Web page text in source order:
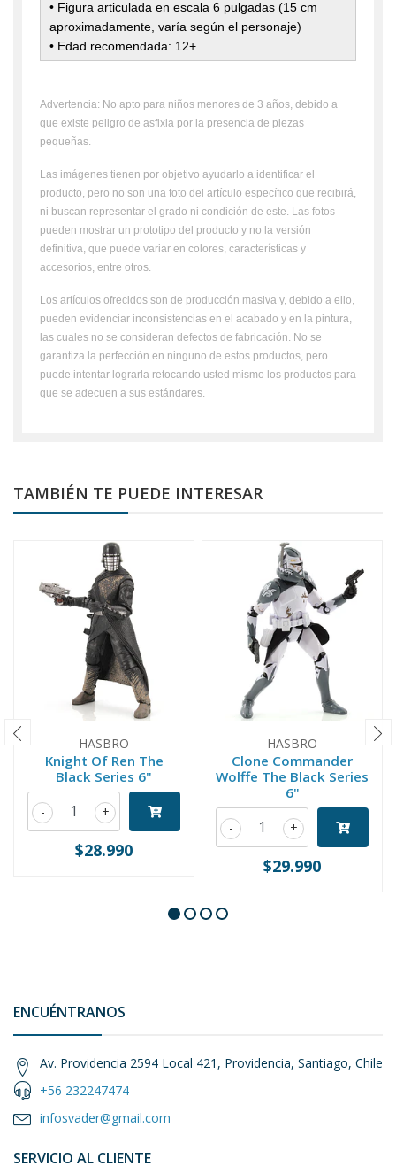
• Figura articulada en escala 6 pulgadas (15 cm
aproximadamente, varía según el personaje)
• Edad recomendada: 12+
Advertencia: No apto para niños menores de 3 años, debido a
que existe peligro de asfixia por la presencia de piezas
pequeñas.
Las imágenes tienen por objetivo ayudarlo a identificar el
producto, pero no son una foto del artículo específico que recibirá,
ni buscan representar el grado ni condición de este. Las fotos
pueden mostrar un prototipo del producto y no la versión
definitiva, que puede variar en colores, características y
accesorios, entre otros.
Los artículos ofrecidos son de producción masiva y, debido a ello,
pueden evidenciar inconsistencias en el acabado y en la pintura,
las cuales no se consideran defectos de fabricación. No se
garantiza la perfección en ninguno de estos productos, pero
puede intentar lograrla retocando usted mismo los productos para
que se adecuen a sus estándares.
TAMBIÉN TE PUEDE INTERESAR
HASBRO
Knight Of Ren The
Black Series 6"
+
-
$28.990
HASBRO
Clone Commander
Wolffe The Black Series
6"
+
-
$29.990
ENCUÉNTRANOS
Av. Providencia 2594 Local 421, Providencia, Santiago, Chile
+56 232247474
infosvader@gmail.com
SERVICIO AL CLIENTE